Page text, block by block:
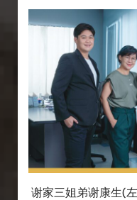
谢家三姐弟谢康生(